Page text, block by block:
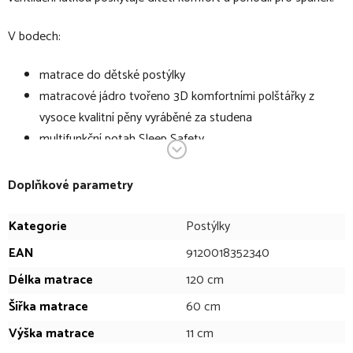
V bodech:
matrace do dětské postýlky
matracové jádro tvořeno 3D komfortními polštářky z
vysoce kvalitní pěny vyráběné za studena
multifunkční potah Sleep Safety
potah prošitý rounem z dutého vlákna
materiál potahu: 38 % lyocell (Tencel®) + 28 % polyester
lze prát při 60°C
Matracové jádro v bodech:
vysoce flexibilní
samostatné 3D komfortní polštářky s novou úrovní
Doplňkové parametry
Kategorie
Postýlky
EAN
9120018352340
Délka matrace
120 cm
Šířka matrace
60 cm
Výška matrace
11 cm